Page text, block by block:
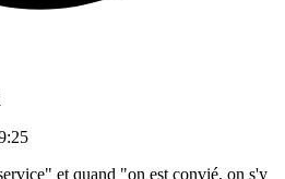
et quand "on est convié, on s'y